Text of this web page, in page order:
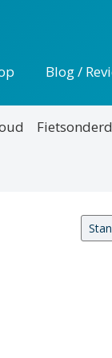
Blog /